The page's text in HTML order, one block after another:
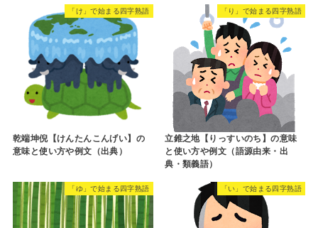
「け」で始まる四字熟語
乾端坤倪【けんたんこんげい】の
意味と使い方や例文（出典）
「り」で始まる四字熟語
立錐之地【りっすいのち】の意味
と使い方や例文（語源由来・出
典・類義語）
「ゆ」で始まる四字熟語 「い」で始まる四字熟語